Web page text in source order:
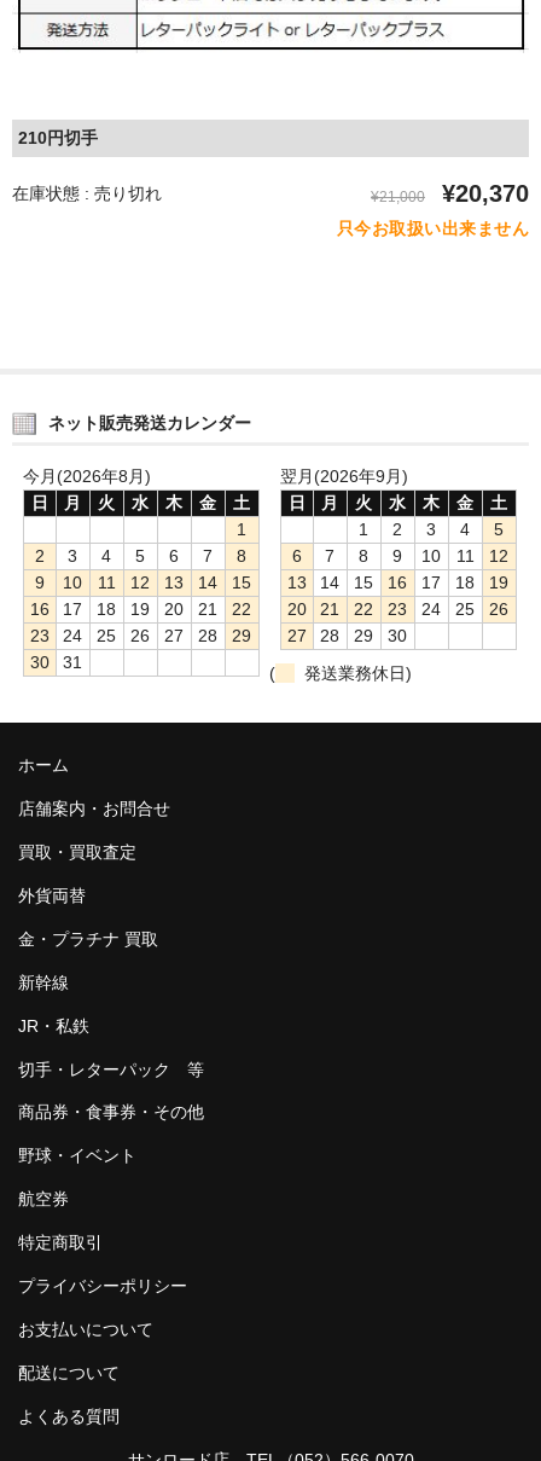
210円切手
在庫状態 : 売り切れ ¥21,000 ¥20,370
只今お取扱い出来ません
ネット販売発送カレンダー
今月(2026年8月)
日
月 火 水 木 金
土
1
2
3 4 5 6 7
8
9
10 11 12 13 14
15
16
17 18 19 20 21
22
23
24 25 26 27 28
29
30
31
翌月(2026年9月)
日
月 火 水 木 金
土
1
2 3 4
5
6
7 8 9 10 11
12
13
14 15 16 17 18
19
20
21 22 23 24 25
26
27
28 29
30
(
発送業務休日)
ホーム
店舗案内・お問合せ
買取・買取査定
外貨両替
金・プラチナ 買取
新幹線
JR・私鉄
切手・レターパック 等
商品券・食事券・その他
野球・イベント
航空券
特定商取引
プライバシーポリシー
お支払いについて
配送について
よくある質問